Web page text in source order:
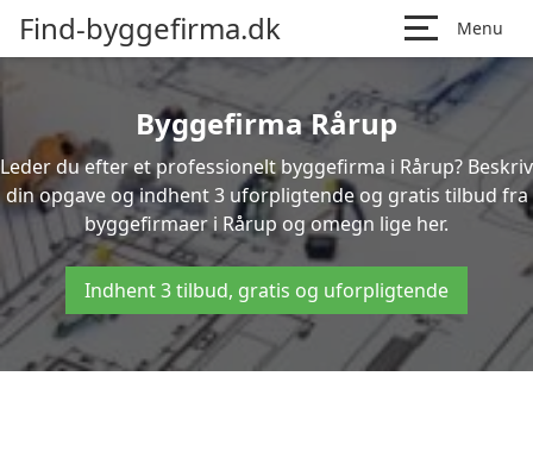
Find-byggefirma.dk Menu
Byggefirma Rårup
Leder du efter et professionelt byggefirma i Rårup? Beskriv
din opgave og indhent 3 uforpligtende og gratis tilbud fra
byggefirmaer i Rårup og omegn lige her.
Indhent 3 tilbud, gratis og uforpligtende